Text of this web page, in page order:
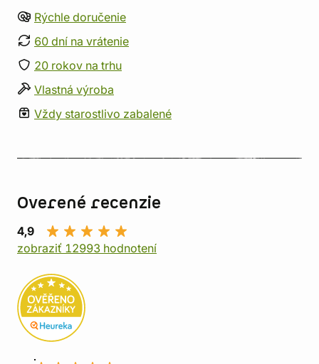
Rýchle doručenie
60 dní na vrátenie
20 rokov na trhu
Vlastná výroba
Vždy starostlivo zabalené
Overené recenzie
4,9
zobraziť 12993 hodnotení